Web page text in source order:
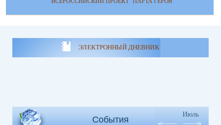
ЭЛЕКТРОННЫЙ ДНЕВНИК
События
Июль